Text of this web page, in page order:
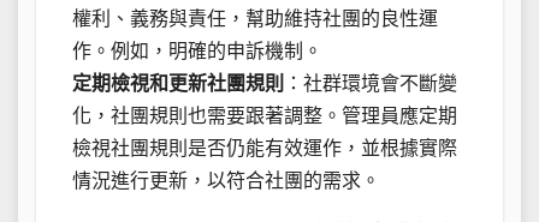
權利、義務與責任，幫助維持社團的良性運
作。例如，明確的申訴機制。
定期檢視和更新社團規則
：社群環境會不斷變
化，社團規則也需要跟著調整。管理員應定期
檢視社團規則是否仍能有效運作，並根據實際
情況進行更新，以符合社團的需求。